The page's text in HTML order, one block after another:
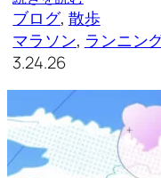
ブログ, 散歩
マラソン, ランニン
3.24.26